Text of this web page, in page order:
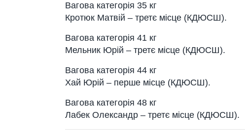
Вагова категорія 35 кг
Кротюк Матвій – третє місце (КДЮСШ).
Вагова категорія 41 кг
Мельник Юрій – третє місце (КДЮСШ).
Вагова категорія 44 кг
Хай Юрій – перше місце (КДЮСШ).
Вагова категорія 48 кг
Лабек Олександр – третє місце (КДЮСШ).